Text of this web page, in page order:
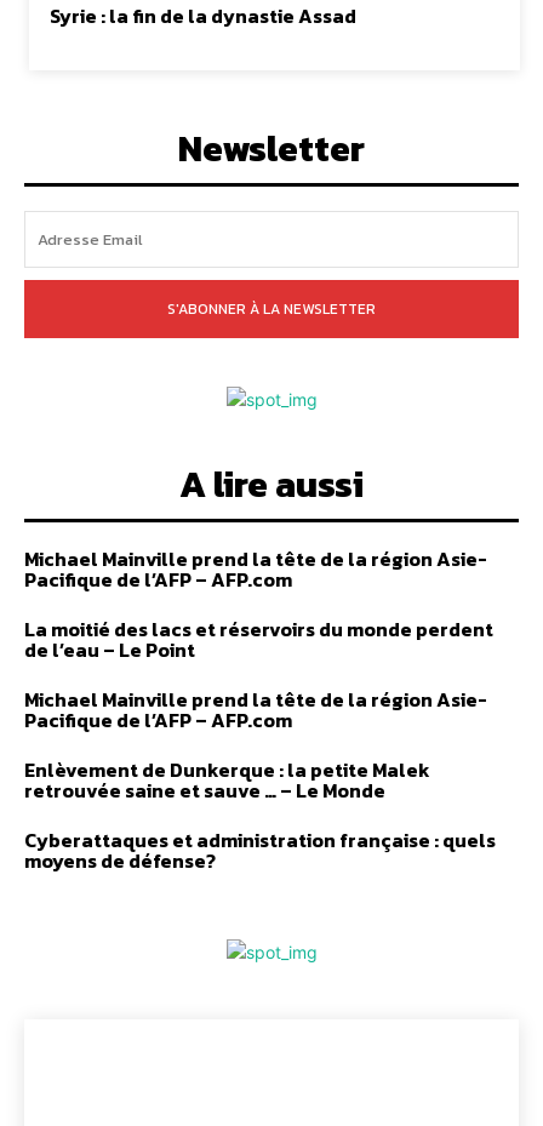
Syrie : la fin de la dynastie Assad
Newsletter
S'ABONNER À LA NEWSLETTER
A lire aussi
Michael Mainville prend la tête de la région Asie-
Pacifique de l’AFP – AFP.com
La moitié des lacs et réservoirs du monde perdent
de l’eau – Le Point
Michael Mainville prend la tête de la région Asie-
Pacifique de l’AFP – AFP.com
Enlèvement de Dunkerque : la petite Malek
retrouvée saine et sauve … – Le Monde
Cyberattaques et administration française : quels
moyens de défense?